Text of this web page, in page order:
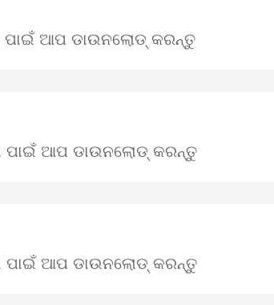
ପାଇଁ ଆପ ଡାଉନଲୋଡ୍ କରନ୍ତୁ
ପାଇଁ ଆପ ଡାଉନଲୋଡ୍ କରନ୍ତୁ
ପାଇଁ ଆପ ଡାଉନଲୋଡ୍ କରନ୍ତୁ